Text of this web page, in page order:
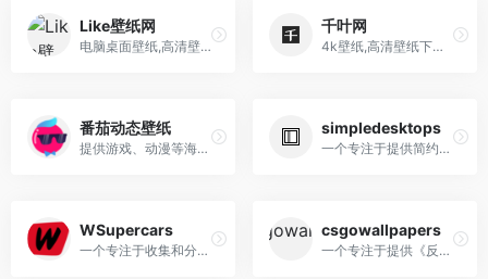
Like壁纸网
电脑桌面壁纸,高清壁纸,手机壁纸,手机背景图片
千叶网
4k壁纸,高清壁纸下载,电脑桌面壁纸网站
番茄动态壁纸
提供游戏、动漫等海量免费高清动态桌面资源
simpledesktops
一个专注于提供简约风格桌面壁纸的网站
WSupercars
一个专注于收集和分享高端跑车、超级跑车、肌肉车、概念车等高清汽车壁纸的在线平台
csgowallpapers
一个专注于提供《反恐精英：全球攻势》（CS:GO）相关高清壁纸的网站